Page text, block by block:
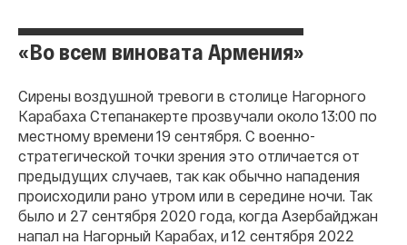
«Во всем виновата Армения»
Сирены воздушной тревоги в столице Нагорного
Карабаха Степанакерте прозвучали около 13:00 по
местному времени 19 сентября. С военно-
стратегической точки зрения это отличается от
предыдущих случаев, так как обычно нападения
происходили рано утром или в середине ночи. Так
было и 27 сентября 2020 года, когда Азербайджан
напал на Нагорный Карабах, и 12 сентября 2022